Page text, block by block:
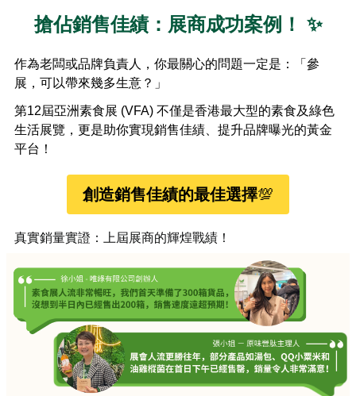
搶佔銷售佳績：展商成功案例！ ✨
作為老闆或品牌負責人，你最關心的問題一定是：「參
展，可以帶來幾多生意？」
第12屆亞洲素食展 (VFA) 不僅是香港最大型的素食及綠色
生活展覽，更是助你實現銷售佳績、提升品牌曝光的黃金
平台！
創造銷售佳績的最佳選擇💯
真實銷量實證：上屆展商的輝煌戰績！